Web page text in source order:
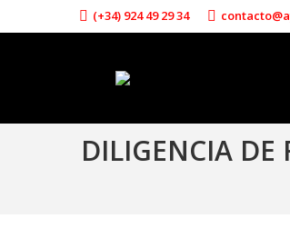
(+34) 924 49 29 34
DILIGENCIA DE